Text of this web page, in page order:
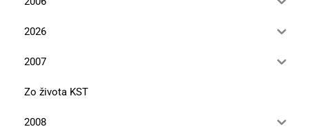
2026
2007
Zo života KST
2008